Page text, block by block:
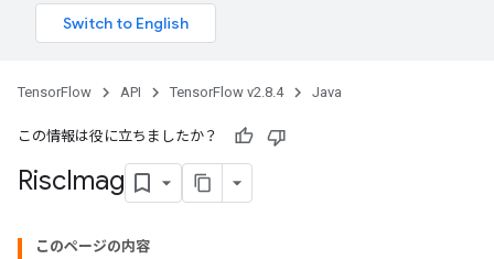
TensorFlow API TensorFlow v2.8.4 Java
この情報は役に立ちましたか？
RiscImag
このページの内容